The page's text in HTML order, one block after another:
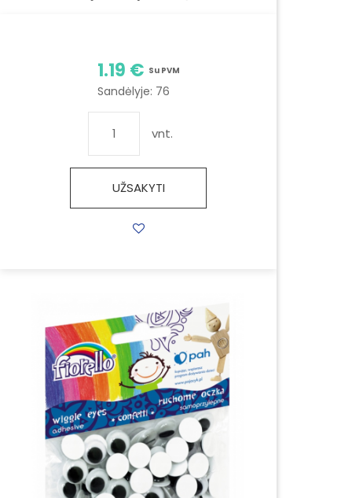
1.19 € Su PVM
Sandėlyje: 76
vnt.
UŽSAKYTI